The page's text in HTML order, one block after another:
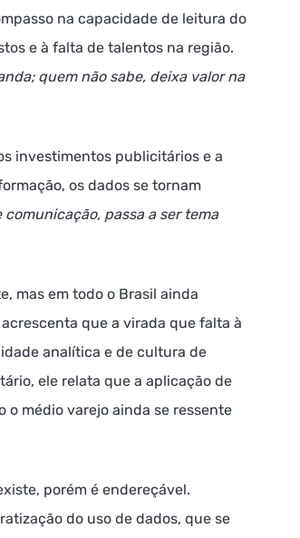
na capacidade de leitura do
e à falta de talentos na região.
quem não sabe, deixa valor na
investimentos publicitários e a
os dados se tornam
comunicação, passa a ser tema
mas em todo o Brasil ainda
que a virada que falta à
analítica e de cultura de
ele relata que a aplicação de
o médio varejo ainda se ressente
porém é endereçável.
do uso de dados, que se